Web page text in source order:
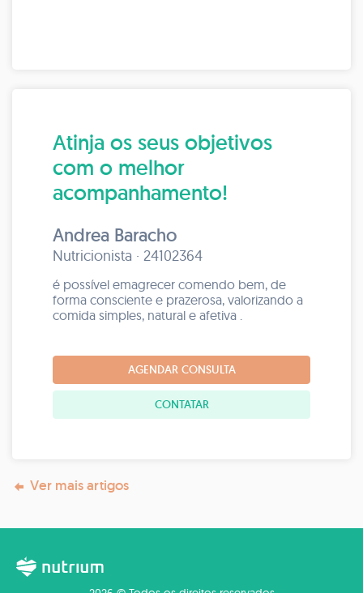
Atinja os seus objetivos
com o melhor
acompanhamento!
Andrea Baracho
Nutricionista · 24102364
é possível emagrecer comendo bem, de
forma consciente e prazerosa, valorizando a
comida simples, natural e afetiva .
AGENDAR CONSULTA
CONTATAR
Ver mais artigos